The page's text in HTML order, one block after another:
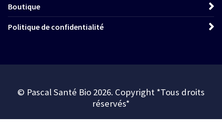
Boutique
Politique de confidentialité
© Pascal Santé Bio 2026. Copyright *Tous droits
réservés*